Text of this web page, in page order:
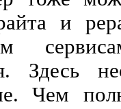
и
Здесь
Чем